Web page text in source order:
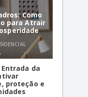
Como
para Atrair
Entrada da
proteção e